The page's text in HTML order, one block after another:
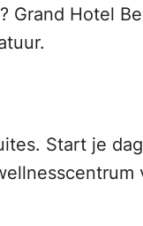
Grand Hotel
Start je